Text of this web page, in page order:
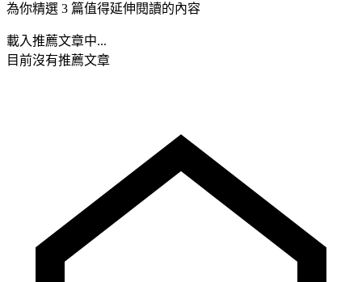
為你精選 3 篇值得延伸閱讀的內容
載入推薦文章中...
目前沒有推薦文章